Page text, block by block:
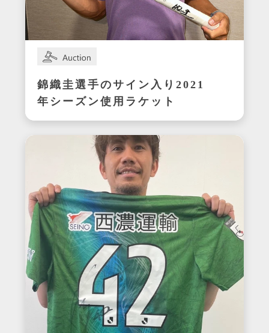
錦織圭選手のサイン入り2021
年シーズン使用ラケット